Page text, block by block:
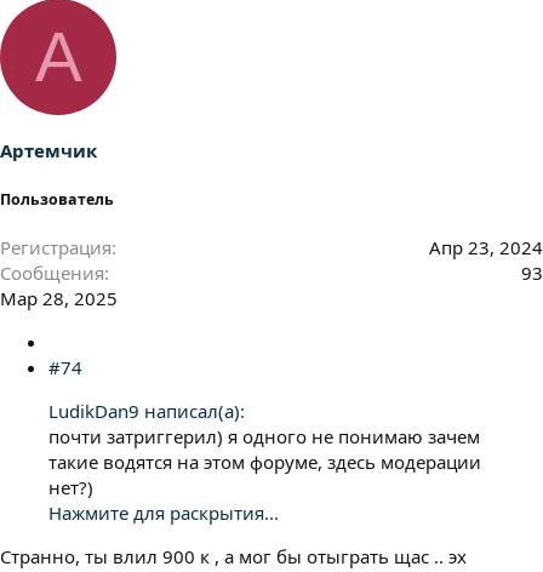
а
и
и
А
Артемчик
Пользователь
Регистрация
Апр 23, 2024
Сообщения
93
Мар 28, 2025
#74
LudikDan9 написал(а):
почти затриггерил) я одного не понимаю зачем
такие водятся на этом форуме, здесь модерации
нет?)
Нажмите для раскрытия...
Странно, ты влил 900 к , а мог бы отыграть щас .. эх